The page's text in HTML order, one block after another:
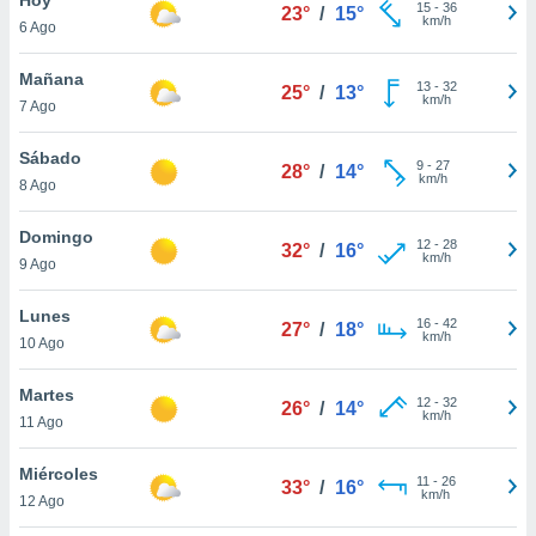
en
más
nuestra
de
cookies
aceptar
6 Ago
23° / 15° 15- 36
km/h
Mañana
7 Ago
25° / 13° 13- 32
km/h
Sábado
8 Ago
28° / 14° 9- 27
km/h
Domingo
9 Ago
32° / 16° 12- 28
km/h
Lunes
10 Ago
27° / 18° 16- 42
km/h
Martes
11 Ago
26° / 14° 12- 32
km/h
Miércoles
12 Ago
33° / 16° 11 - 26
km/h